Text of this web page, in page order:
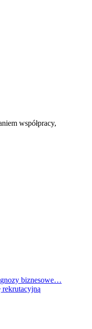
współpracy,
biznesowe…
rekrutacyjną